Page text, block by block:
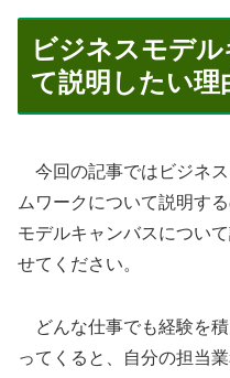
ビジネスモデ
て説明したい理
今回の記事ではビジネ
ムワークについて説明す
モデルキャンバスについ
せてください。
どんな仕事でも経験を
ってくると、自分の担当